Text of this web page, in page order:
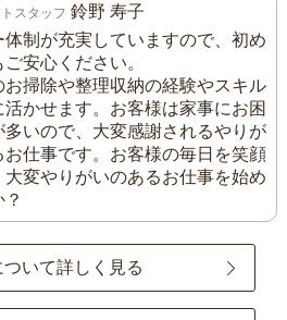
スタッフ 鈴野 寿子
体制が充実していますので、初め
安心ください。
お掃除や整理収納の経験やスキル
活かせます。お客様は家事にお困
多いので、大変感謝されるやりが
お仕事です。お客様の毎日を笑顔
大変やりがいのあるお仕事を始め
いて詳しく見る